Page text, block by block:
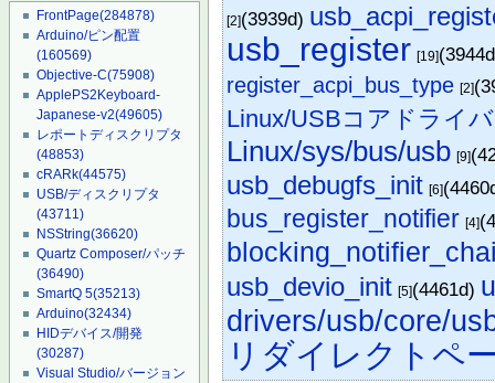
FrontPage(284878)
Arduino/ピン配置
(160569)
Objective-C(75908)
ApplePS2Keyboard-
Japanese-v2(49605)
レポートディスクリプタ
(48853)
cRARk(44575)
USB/ディスクリプタ
(43711)
NSString(36620)
Quartz Composer/パッチ
(36490)
SmartQ 5(35213)
Arduino(32434)
HIDデバイス/開発
(30287)
Visual Studio/バージョン
[2](3939d)
usb_register [19]
register_acpi_bus_type [2]
Linux/USBコアドライバ
Linux/sys/bus/usb [9]
usb_debugfs_init [6]
bus_register_notifier [4]
usb_devio_init [5](4461d)
drivers/usb/core/
リダイレクトペ